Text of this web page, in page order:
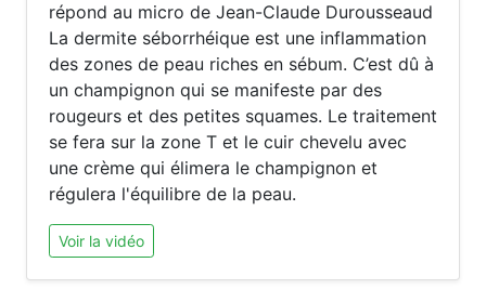
répond au micro de Jean-Claude Durousseaud
La dermite séborrhéique est une inflammation
des zones de peau riches en sébum. C’est dû à
un champignon qui se manifeste par des
rougeurs et des petites squames. Le traitement
se fera sur la zone T et le cuir chevelu avec
une crème qui élimera le champignon et
régulera l'équilibre de la peau.
Voir la vidéo